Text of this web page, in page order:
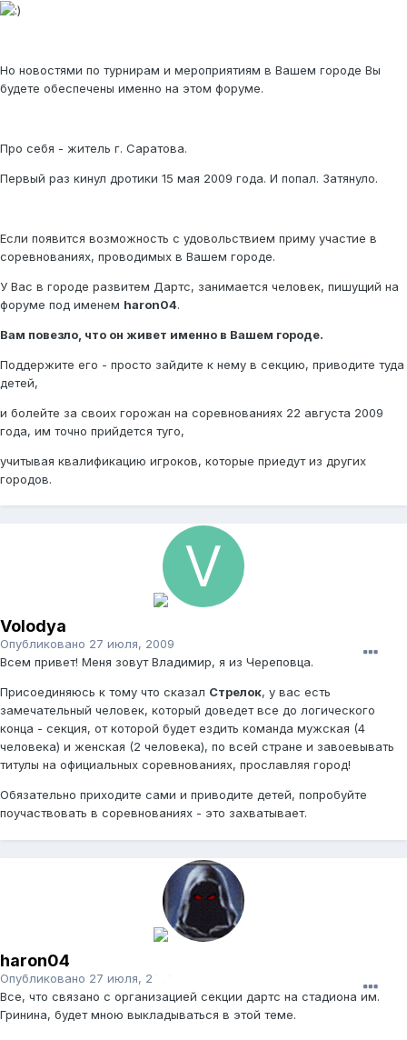
Но новостями по турнирам и мероприятиям в Вашем городе Вы
будете обеспечены именно на этом форуме.
Про себя - житель г. Саратова.
Первый раз кинул дротики 15 мая 2009 года. И попал. Затянуло.
Если появится возможность с удовольствием приму участие в
соревнованиях, проводимых в Вашем городе.
У Вас в городе развитем Дартс, занимается человек, пишущий на
форуме под именем haron04.
Вам повезло, что он живет именно в Вашем городе.
Поддержите его - просто зайдите к нему в секцию, приводите туда
детей,
и болейте за своих горожан на соревнованиях 22 августа 2009
года, им точно прийдется туго,
учитывая квалификацию игроков, которые приедут из других
городов.
Volodya
Опубликовано 27 июля, 2009
Всем привет! Меня зовут Владимир, я из Череповца.
Присоединяюсь к тому что сказал Стрелок, у вас есть
замечательный человек, который доведет все до логического
конца - секция, от которой будет ездить команда мужская (4
человека) и женская (2 человека), по всей стране и завоевывать
титулы на официальных соревнованиях, прославляя город!
Обязательно приходите сами и приводите детей, попробуйте
поучаствовать в соревнованиях - это захватывает.
haron04
Опубликовано 27 июля, 2009
Все, что связано с организацией секции дартс на стадиона им.
Гринина, будет мною выкладываться в этой теме.